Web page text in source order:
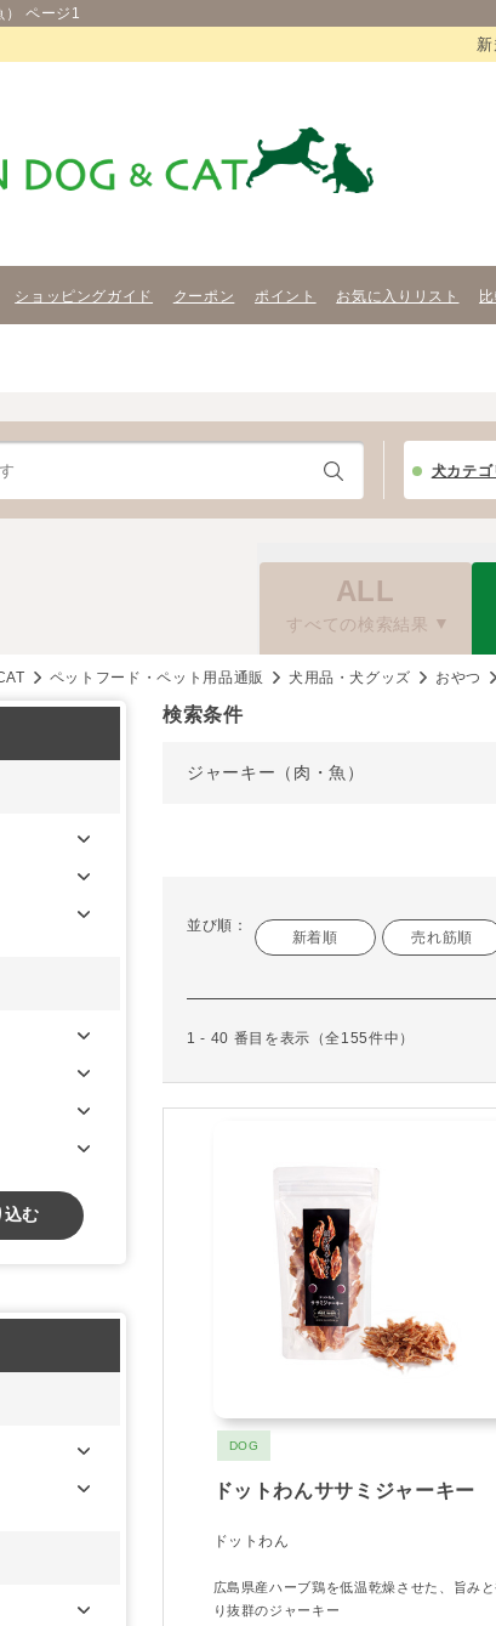
） ページ1
ショッピングガイド クーポン ポイント お気に入りリスト
犬カテ
ALL
すべての検索結果
ペットフード・ペット用品通販 犬用品・犬グッズ おやつ
検索条件
ジャーキー（肉・魚）
並び順：
新着順 売れ筋順
1 - 40 番目を表示（全155件中）
DOG
ドットわんササミジャーキー
ドットわん
広島県産ハーブ鶏を低温乾燥させた、旨み
り抜群のジャーキー
込む